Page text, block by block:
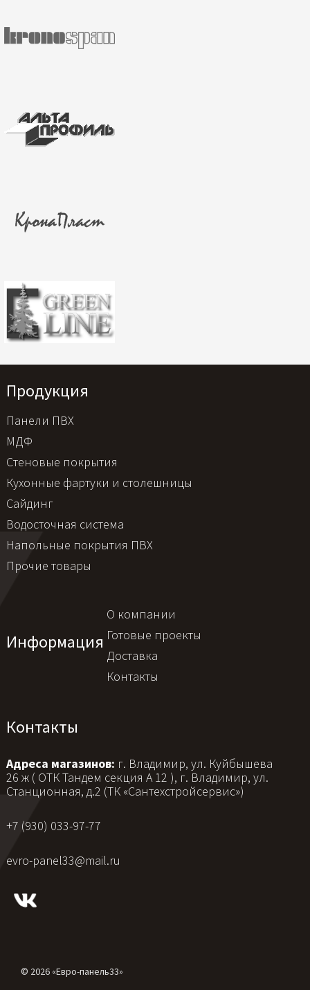
Продукция
Панели ПВХ
МДФ
Стеновые покрытия
Кухонные фартуки и столешницы
Сайдинг
Водосточная система
Напольные покрытия ПВХ
Прочие товары
Информация
О компании
Готовые проекты
Доставка
Контакты
Контакты
Адреса магазинов: г. Владимир, ул. Куйбышева
26 ж ( ОТК Тандем секция А 12 ), г. Владимир, ул.
Станционная, д.2 (ТК «Сантехстройсервис»)
+7 (930) 033-97-77
evro-panel33@mail.ru
© 2026 «Евро-панель33»